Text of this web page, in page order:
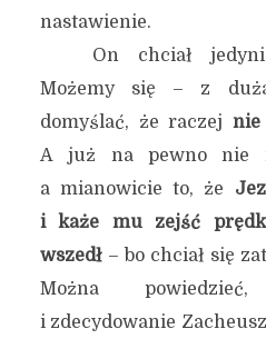
nastawienie.
On chciał
Możemy się – z
domyślać, że raczejnie
A już na pewno nie
a mianowicie to, że
i każe mu zejść
wszedł– bo chciał się
Można
i zdecydowanie